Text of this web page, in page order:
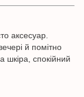
аксесуар.
й помітно
шкіра, спокійний